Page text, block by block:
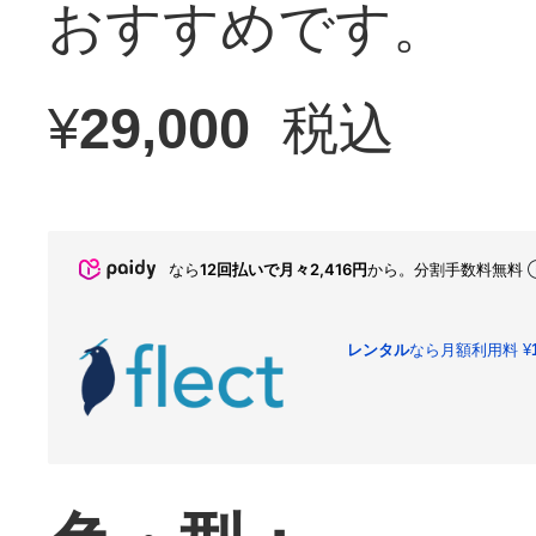
おすすめです。
¥29,000 税込
なら12回払いで月々2,416円から。分割手数料無料
レンタルなら月額利用料¥